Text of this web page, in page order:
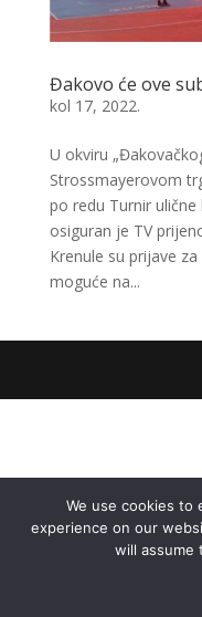
Đakovo će ove
kol 17, 2022.
U okviru
Strossmayerovom
po redu Turnir
osiguran je TV
Krenule su prijave
moguće na...
We use cookies to
experience on our
will assume